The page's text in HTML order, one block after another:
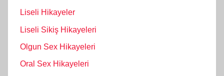
Liseli Hikayeler
Liseli Sikiş Hikayeleri
Olgun Sex Hikayeleri
Oral Sex Hikayeleri